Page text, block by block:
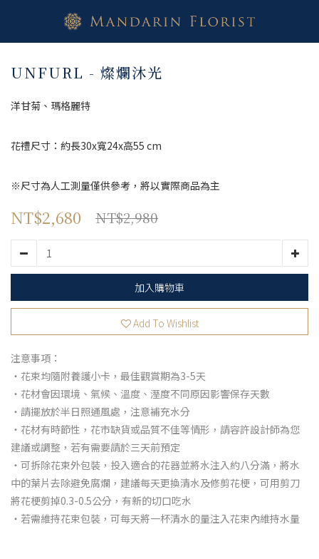
UNFURL - 燦爛沐光
洋甘菊、瑪格麗特
花禮尺寸：約長30x寬24x高55 cm
※尺寸為人工測量僅供參考，將以實際商品為主
NT$2,680 NT$2,980
加入購物車
Add To Wishlist
注意事項：
・花束均隨附養護小卡，最佳觀賞期為3-5天
・花材會因環境、氣候、溫度、溼度不同原因影響保存天數
・請擺放於半日照通風處，注意補充水分
・花材有時節性，花市缺貨或品質不佳等情形，請容許設計師為您
建議或調整，若有需要請於三天前預定
・可拆除花束外包裝，投入適合的花器並將水注入約八分滿，將水
中的葉片去除避免腐爛，建議每天更換清水及修剪花梗，可用剪刀
將花梗剪掉0.3-0.5公分，有新的切口吃水
・若需維持花束包裝，可每天將一杯清水的量注入花束內維持水量